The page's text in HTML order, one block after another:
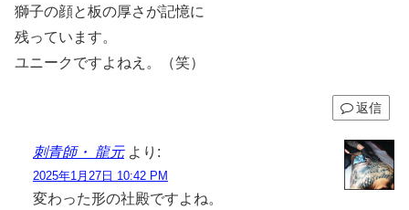
獅子の顔と板の厚さが記憶に
残っています。
ユニークですよねえ。（笑）
返信
刺青師・ 龍元 より:
2025年1月27日 10:42 PM
変わった形の社殿ですよね。